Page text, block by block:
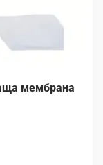
мембрана